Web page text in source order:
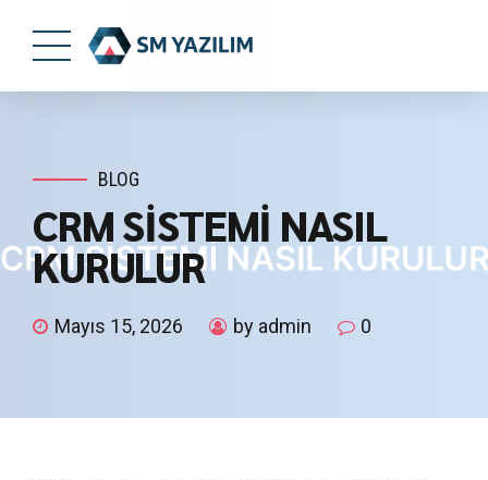
BLOG
CRM SİSTEMİ NASIL
KURULUR
Mayıs 15, 2026 by admin 0